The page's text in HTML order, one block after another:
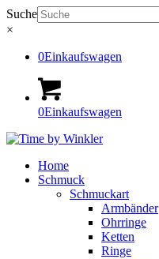
Suche
×
0Einkaufswagen
0Einkaufswagen
Home
Schmuck
Schmuckart
Armbänder
Ohrringe
Ketten
Ringe